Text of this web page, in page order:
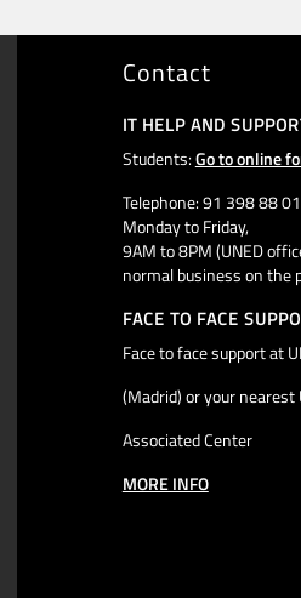
Contact
IT HELP AND
Students:Go to online
Telephone: 91 398 88
Monday to Friday,
9AM to 8PM (UNED
normal business on the
FACE TO FACE
Face to face support at
(Madrid) or your nearest
Associated Center
MORE INFO